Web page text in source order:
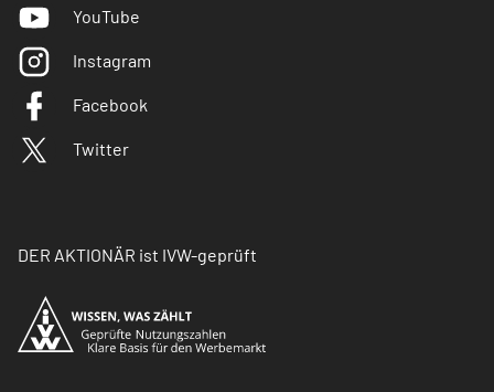
YouTube
Instagram
Facebook
Twitter
DER AKTIONÄR ist IVW-geprüft